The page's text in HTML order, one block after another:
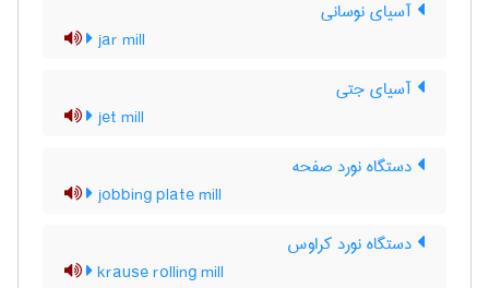
آسیای نوسانی
jar mill
آسیای جتی
jet mill
دستگاه نورد صفحه
jobbing plate mill
دستگاه نورد کراوس
krause rolling mill